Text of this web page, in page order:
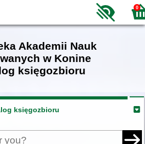
0
Akademii Nauk
w Konine
księgozbioru
księgozbioru